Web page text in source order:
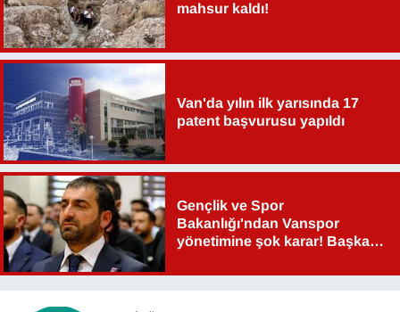
mahsur kaldı!
Van'da yılın ilk yarısında 17
patent başvurusu yapıldı
Gençlik ve Spor
Bakanlığı'ndan Vanspor
yönetimine şok karar! Başkan